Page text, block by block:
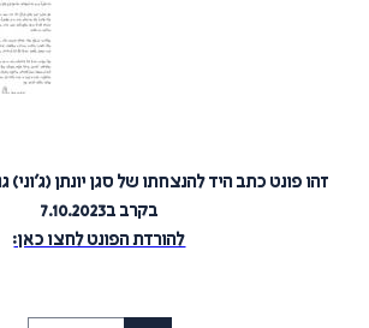
זהו פונט כתב היד להנצחתו של סגן יונתן (ג׳וני)
בקרב ב7.10.2023
להורדת הפונט לחצו כאן: